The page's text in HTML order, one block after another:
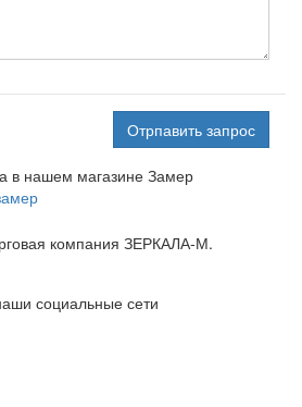
Отрпавить запрос
в нашем магазине Замер
компания ЗЕРКАЛА-М.
социальные сети